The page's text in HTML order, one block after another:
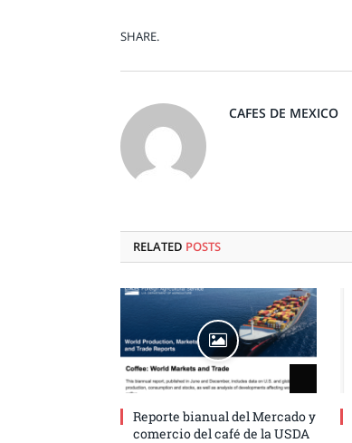
SHARE.
CAFES DE MEXICO
RELATED POSTS
Reporte bianual del Mercado y
comercio del café de la USDA